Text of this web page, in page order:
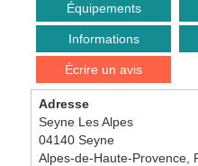
Équipements
Informations
Écrire un avis
Adresse
Seyne Les Alpes
04140 Seyne
Alpes-de-Haute-Provence,